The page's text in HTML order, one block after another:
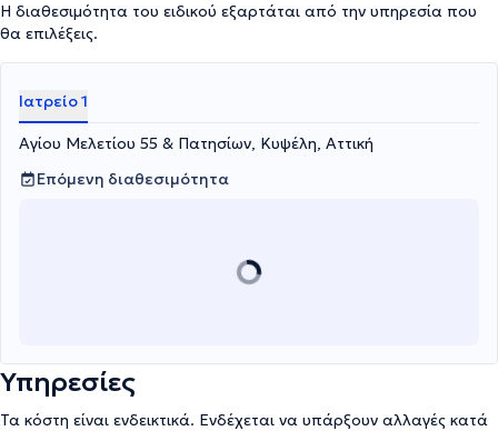
Η διαθεσιμότητα του ειδικού εξαρτάται από την υπηρεσία που
θα επιλέξεις.
Ιατρείο 1
Αγίου Μελετίου 55 & Πατησίων, Κυψέλη, Αττική
Επόμενη διαθεσιμότητα
Υπηρεσίες
Τα κόστη είναι ενδεικτικά. Ενδέχεται να υπάρξουν αλλαγές κατά